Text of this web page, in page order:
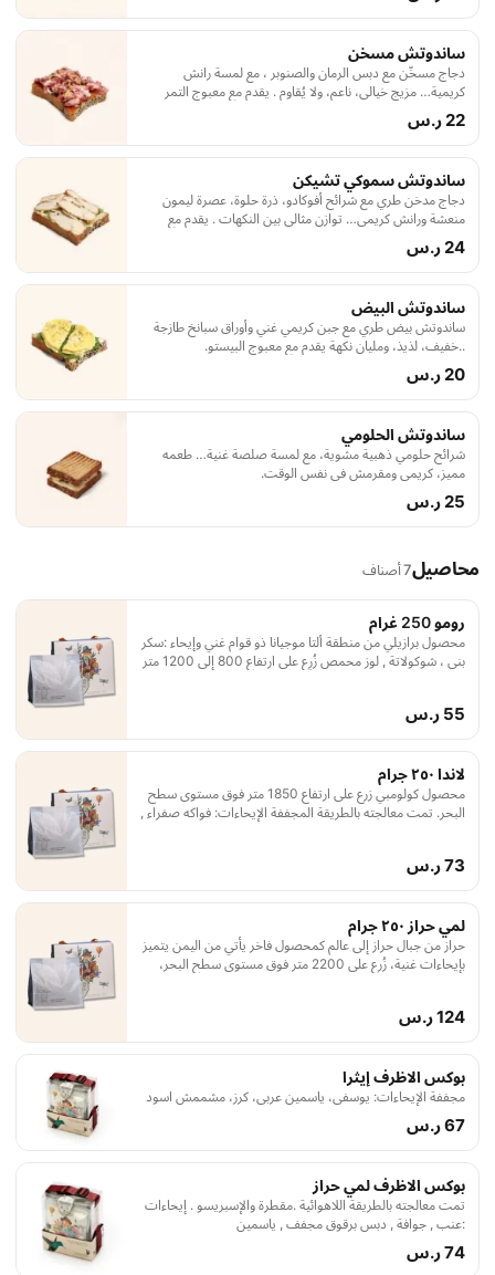
ساندوتش مسخن
دجاج مسخّن مع دبس الرمان والصنوبر ، مع لمسة رانش
كريمية… مزيج خيالي، ناعم، ولا يُقاوم . يقدم مع معبوج التمر
الهندي.
22 ر.س
ساندوتش سموكي تشيكن
دجاج مدخن طري مع شرائح أفوكادو، ذرة حلوة، عصرة ليمون
منعشة ورانش كريمي… توازن مثالي بين النكهات . يقدم مع
معبوج التمر الهندي.
24 ر.س
ساندوتش البيض
ساندوتش بيض طري مع جبن كريمي غني وأوراق سبانخ طازجة
..خفيف، لذيذ، ومليان نكهة يقدم مع معبوج البيستو.
20 ر.س
ساندوتش الحلومي
شرائح حلومي ذهبية مشوية، مع لمسة صلصة غنية… طعمه
مميز، كريمي ومقرمش في نفس الوقت.
25 ر.س
محاصيل7 أصناف
رومو 250 غرام
محصول برازيلي من منطقة ألتا موجيانا ذو قوام غني وإيحاء :سكر
بني ، شوكولاتة , لوز محمص زُرِع على ارتفاع 800 إلى 1200 متر
55 ر.س
لاندا ٢٥٠ جرام
محصول كولومبي زرع على ارتفاع 1850 متر فوق مستوى سطح
البحر. تمت معالجته بالطريقة المجففة الإيحاءات: فواكه صفراء ,
73 ر.س
لمي حراز ٢٥٠ جرام
حراز من جبال حراز إلى عالم كمحصول فاخر يأتي من اليمن يتميز
بإيحاءات غنية، زُرع على 2200 متر فوق مستوى سطح البحر،
124 ر.س
بوكس الاظرف إيثرا
مجففة الإيحاءات: يوسفي، ياسمين عربي، كرز، مشممش اسود
67 ر.س
بوكس الاظرف لمي حراز
تمت معالجته بالطريقة اللاهوائية .مقطرة والإسبريسو . إيحاءات
:عنب , جوافة , دبس برقوق مجفف , ياسمين
74 ر.س